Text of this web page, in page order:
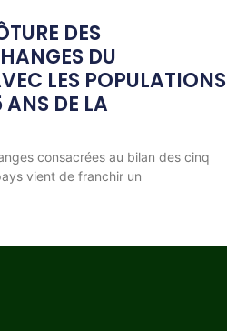
DES
DU
LES POPULATIONS
ANS DE LA
consacrées au bilan des cinq
vient de franchir un